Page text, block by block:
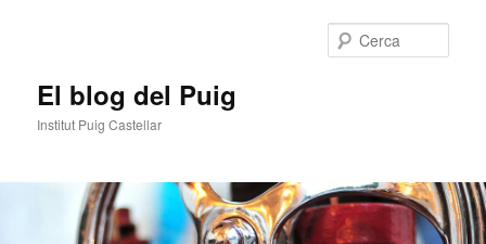
El blog del Puig
Institut Puig Castellar